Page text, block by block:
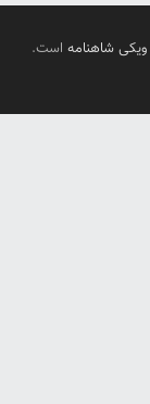
ویکی شاهنامه است.